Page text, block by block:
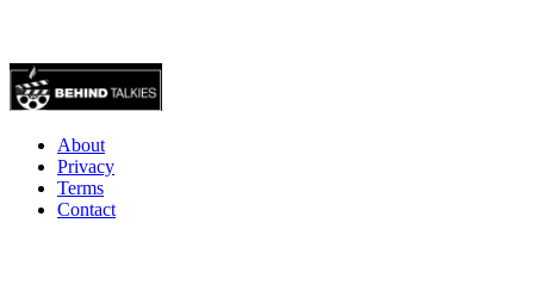
About
Privacy
Terms
Contact